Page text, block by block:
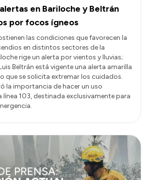
en Bariloche y Beltrán
por focos ígneos
las condiciones que favorecen la
en distintos sectores de la
rige un alerta por vientos y lluvias;
Beltrán está vigente una alerta amarilla
que se solicita extremar los cuidados.
la importancia de hacer un uso
línea 103, destinada exclusivamente para